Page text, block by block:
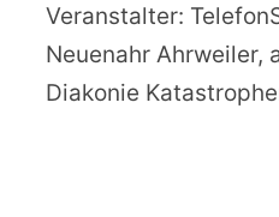
Veranstalter:
Neuenahr Ahrweiler,
Diakonie